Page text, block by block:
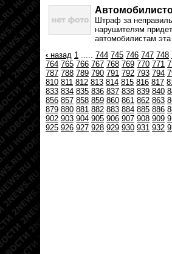
Штраф за
нарушителям
автомобилистам
‹ назад 1 ..... 744 745 746 747 748
764 765 766 767 768 769 770 771
787 788 789 790 791 792 793 794
810 811 812 813 814 815 816 817
833 834 835 836 837 838 839 840
856 857 858 859 860 861 862 863
879 880 881 882 883 884 885 886
902 903 904 905 906 907 908 909
925 926 927 928 929 930 931 932